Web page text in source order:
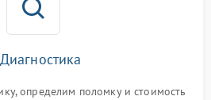
определим поломку и стоимость